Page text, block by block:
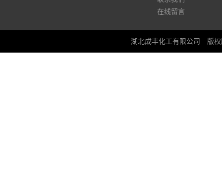
在线留言
湖北成丰化工有限公司 版